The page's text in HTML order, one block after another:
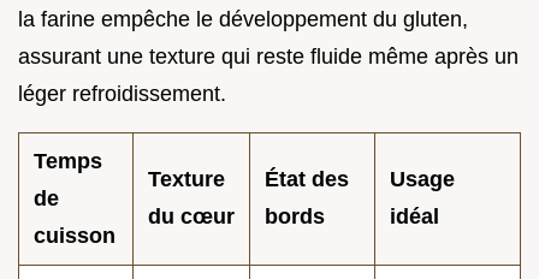
la farine empêche le développement du gluten,
assurant une texture qui reste fluide même après un
léger refroidissement.
Temps
de
cuisson
Texture
du cœur
État des
bords
Usage
idéal